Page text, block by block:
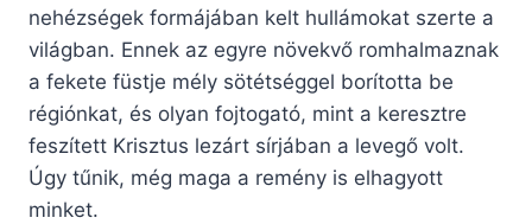
nehézségek formájában kelt hullámokat szerte a
világban. Ennek az egyre növekvő romhalmaznak
a fekete füstje mély sötétséggel borította be
régiónkat, és olyan fojtogató, mint a keresztre
feszített Krisztus lezárt sírjában a levegő volt.
Úgy tűnik, még maga a remény is elhagyott
minket.